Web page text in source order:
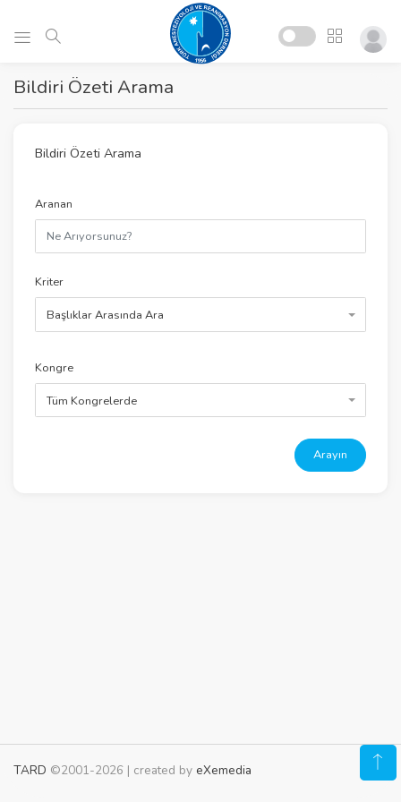
Bildiri Özeti Arama
Bildiri Özeti Arama
Aranan
Kriter
Başlıklar Arasında Ara
Kongre
Tüm Kongrelerde
Arayın
TARD ©2001-2026 | created by eXemedia